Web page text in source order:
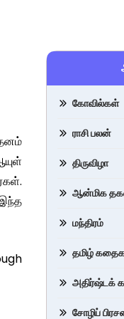
கோவில்கள்
ராசி பலன்
திருவிழா
ஆன்மிக
மந்திரம்
தமிழ்
அதிர்ஷ்டக்
சோழிப்